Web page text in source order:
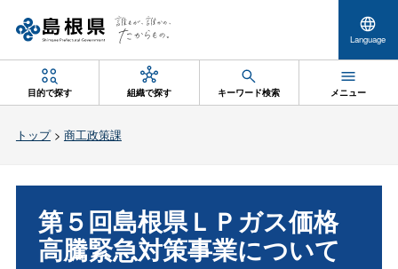
Language
目的で探す 組織で探す キーワード検索 メニュー
トップ> 商工政策課
第５回島根県ＬＰガス価格
高騰緊急対策事業について